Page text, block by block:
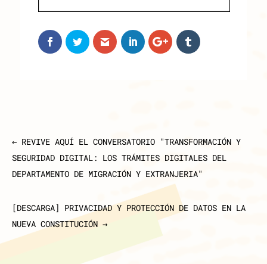
← REVIVE AQUÍ EL CONVERSATORIO "TRANSFORMACIÓN Y
SEGURIDAD DIGITAL: LOS TRÁMITES DIGITALES DEL
DEPARTAMENTO DE MIGRACIÓN Y EXTRANJERIA"
[DESCARGA] PRIVACIDAD Y PROTECCIÓN DE DATOS EN LA
NUEVA CONSTITUCIÓN →